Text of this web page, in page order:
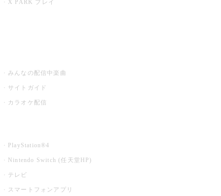
X PARK プレイ
みんなの配信中楽曲
サイトガイド
カラオケ配信
PlayStation®4
Nintendo Switch (任天堂HP)
テレビ
スマートフォンアプリ